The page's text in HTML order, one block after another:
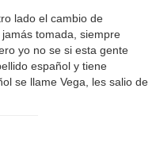
lado el cambio de
tomada, siempre
yo no se si esta gente
español y tiene
se llame Vega, les salio de